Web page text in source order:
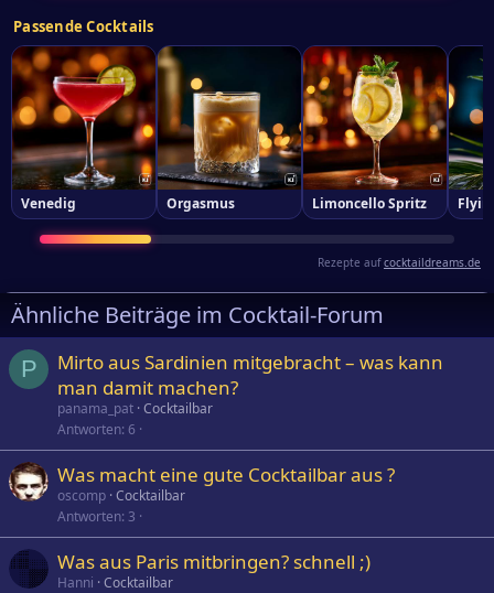
Passende Cocktails
Venedig Orgasmus Limoncello Spritz
Rezepte aufcocktaildreams.de
Ähnliche Beiträge im Cocktail-Forum
P
Mirto aus Sardinien mitgebracht – was kann
man damit machen?
panama_pat Cocktailbar
Antworten 6
Was macht eine gute Cocktailbar aus ?
oscomp Cocktailbar
Antworten 3
Was aus Paris mitbringen? schnell ;)
Hanni Cocktailbar